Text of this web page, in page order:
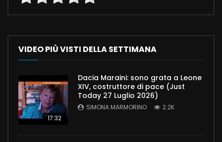
VIDEO PIÙ VISTI DELLA SETTIMANA
17:32
Dacia Maraini: sono grata a Leone
XIV, costruttore di pace (Just
Today 27 Luglio 2026)
SIMONA MARMORINO 2.2K